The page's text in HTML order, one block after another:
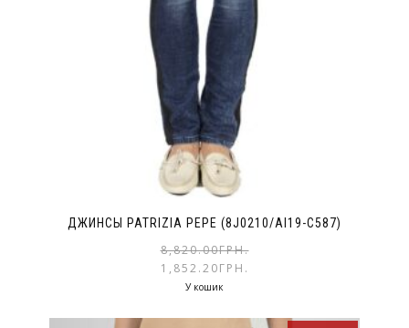
ДЖИНСЫ PATRIZIA PEPE (8J0210/AI19-C587)
8,820.00ГРН.
1,852.20ГРН.
У кошик